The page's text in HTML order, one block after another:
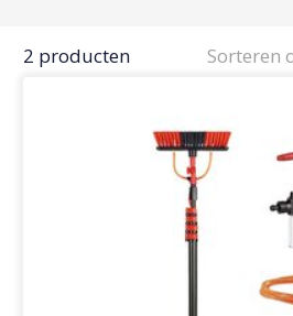
2 producten Sorteren